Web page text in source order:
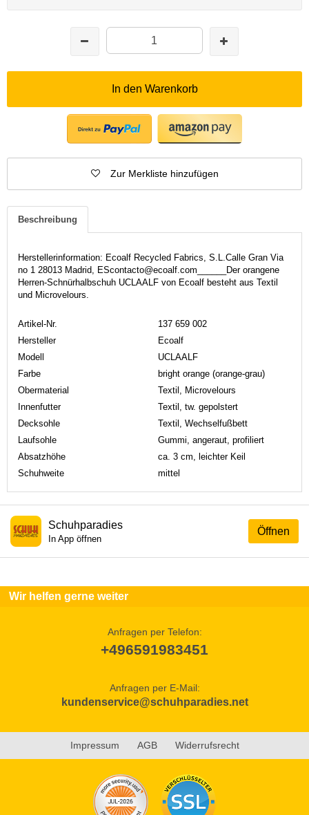
In den Warenkorb
Zur Merkliste hinzufügen
Beschreibung
Herstellerinformation: Ecoalf Recycled Fabrics, S.L.Calle Gran Via
no 1 28013 Madrid, EScontacto@ecoalf.com______Der orangene
Herren-Schnürhalbschuh UCLAALF von Ecoalf besteht aus Textil
und Microvelours.
Artikel-Nr.
137 659 002
Hersteller
Ecoalf
Modell
UCLAALF
Farbe
bright orange (orange-grau)
Obermaterial
Textil, Microvelours
Innenfutter
Textil, tw. gepolstert
Decksohle
Textil, Wechselfußbett
Laufsohle
Gummi, angeraut, profiliert
Absatzhöhe
ca. 3 cm, leichter Keil
Schuhweite
mittel
Öffnen
Schuhparadies
In App öffnen
Wir helfen gerne weiter
Anfragen per Telefon:
+496591983451
Anfragen per E-Mail:
kundenservice@schuhparadies.net
Impressum AGB Widerrufsrecht